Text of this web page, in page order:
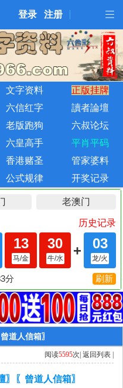
登录 注册
文字资料
正版挂牌
六信红字
讀者論壇
老版跑狗
六叔论坛
六皇高手
平肖平码
香港赌圣
管家婆料
公式规律 开奖记录
道人信箱〗
阅读5595次| 返回列表 |
〖曾道人信箱〗